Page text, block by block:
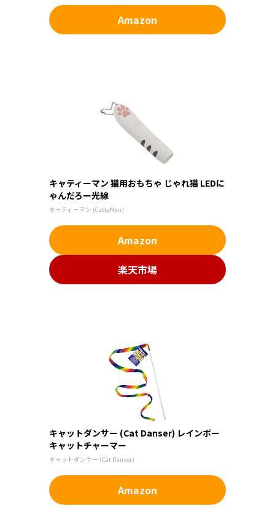
Amazon
キャティーマン 猫用おもちゃ じゃれ猫 LEDに
ゃんだろー光線
キャティーマン (CattyMan)
Amazon
楽天市場
キャットダンサー (Cat Danser) レインボー
キャットチャーマー
キャットダンサー (Cat Danser)
Amazon